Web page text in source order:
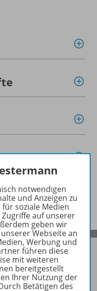
notwendigen
und Anzeigen zu
soziale Medien
auf unserer
geben wir
Webseite an
Werbung und
führen diese
mit weiteren
bereitgestellt
Ihrer Nutzung der
Betätigen des